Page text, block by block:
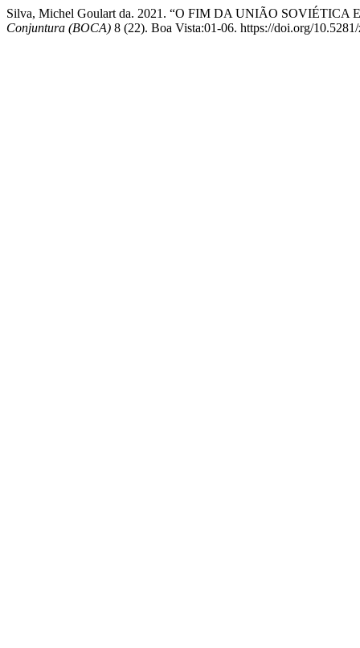
Silva, Michel Goulart da. 2021. “O FIM DA UNIÃO
Conjuntura (BOCA) 8 (22). Boa Vista:01-06. https://doi.org/